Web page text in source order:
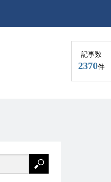
記事数
2370件